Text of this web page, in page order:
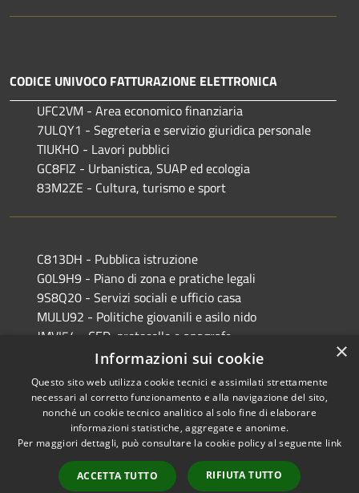
CODICE UNIVOCO FATTURAZIONE ELETTRONICA
UFC2VM - Area economico finanziaria
7ULQY1 - Segreteria e servizio giuridica personale
TIUKHO - Lavori pubblici
GC8FIZ - Urbanistica, SUAP ed ecologia
83M2ZE - Cultura, turismo e sport
C813DH - Pubblica istruzione
G0L9H9 - Piano di zona e pratiche legali
9S8Q20 - Servizi sociali e ufficio casa
MULU92 - Politiche giovanili e asilo nido
JMVI54 - CED, protocollo e anagrafe
EFR931 - Polizia Locale
Accessibilità
Copyright © 2026 • Comune di
Castiglione delle Stiviere •
Powered byMunicipium
×
Informazioni sui cookie
Questo sito web utilizza cookie tecnici e assimilati strettamente
necessari al corretto funzionamento e alla navigazione del sito,
nonché un cookie tecnico analitico al solo fine di elaborare
informazioni statistiche, aggregate e anonime.
Per maggiori dettagli, può consultare la cookie policy al seguente link
ACCETTA TUTTO RIFIUTA TUTTO